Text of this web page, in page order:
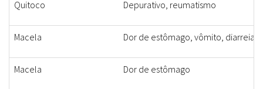
Quitoco Depurativo, reumatismo
Macela Dor de estômago, vômito, diarreia,
Macela Dor de estômago